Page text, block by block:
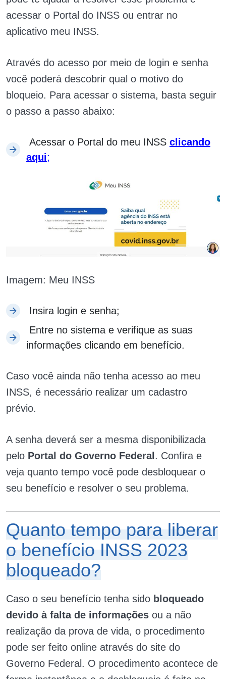
acessar o Portal do INSS ou entrar no
aplicativo meu INSS.
Através do acesso por meio de login e senha
você poderá descobrir qual o motivo do
bloqueio. Para acessar o sistema, basta seguir
o passo a passo abaixo:
Acessar o Portal do meu INSS clicando
aqui;
Imagem: Meu INSS
Insira login e senha;
Entre no sistema e verifique as suas
informações clicando em benefício.
Caso você ainda não tenha acesso ao meu
INSS, é necessário realizar um cadastro
prévio.
A senha deverá ser a mesma disponibilizada
pelo Portal do Governo Federal . Confira e
veja quanto tempo você pode desbloquear o
seu benefício e resolver o seu problema.
Quanto tempo para liberar
o benefício INSS 2023
bloqueado?
Caso o seu benefício tenha sido bloqueado
devido à falta de informações ou a não
realização da prova de vida, o procedimento
pode ser feito online através do site do
Governo Federal. O procedimento acontece de